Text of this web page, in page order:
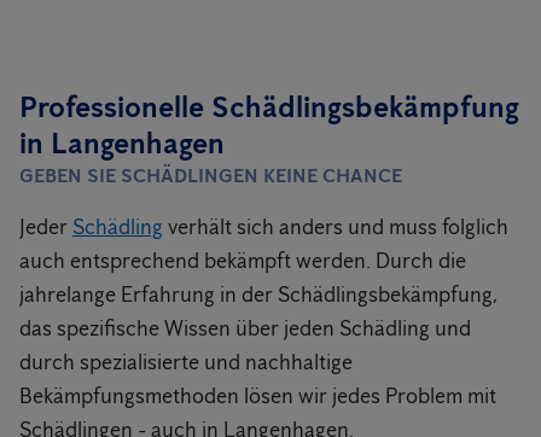
Professionelle Schädlingsbekämpfung
in Langenhagen
GEBEN SIE SCHÄDLINGEN KEINE CHANCE
Jeder Schädling verhält sich anders und muss folglich
auch entsprechend bekämpft werden. Durch die
jahrelange Erfahrung in der Schädlingsbekämpfung,
das spezifische Wissen über jeden Schädling und
durch spezialisierte und nachhaltige
Bekämpfungsmethoden lösen wir jedes Problem mit
Schädlingen - auch in Langenhagen.